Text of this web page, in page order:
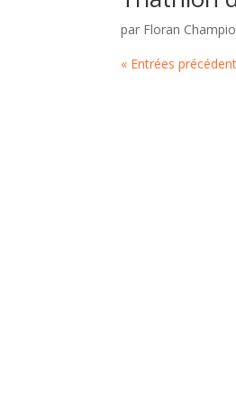
par Floran
« Entrées